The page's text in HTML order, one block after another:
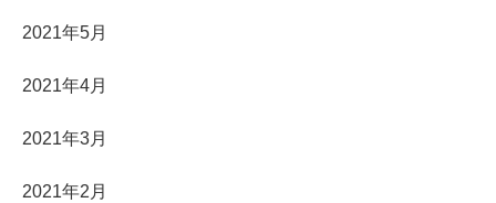
2021年5月
2021年4月
2021年3月
2021年2月